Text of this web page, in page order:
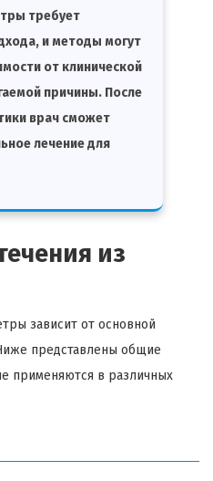
требует
и методы могут
от клинической
причины. После
врач сможет
лечение для
из
зависит от основной
представлены общие
применяются в различных